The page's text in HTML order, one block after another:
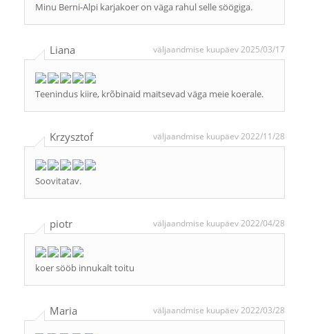
Minu Berni-Alpi karjakoer on väga rahul selle söögiga.
Liana väljaandmise kuupäev 2025/03/17
Teenindus kiire, krõbinaid maitsevad väga meie koerale.
Krzysztof väljaandmise kuupäev 2022/11/28
Soovitatav.
piotr väljaandmise kuupäev 2022/04/28
koer sööb innukalt toitu
Maria väljaandmise kuupäev 2022/03/28